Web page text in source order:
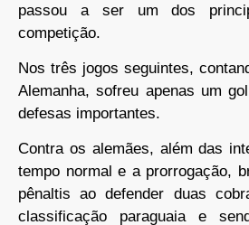
passou a ser um dos
competição.
Nos três jogos seguintes,
Alemanha, sofreu apenas um
defesas importantes.
Contra os alemães, além das
tempo normal e a prorrogação,
pênaltis ao defender duas
classificação paraguaia e